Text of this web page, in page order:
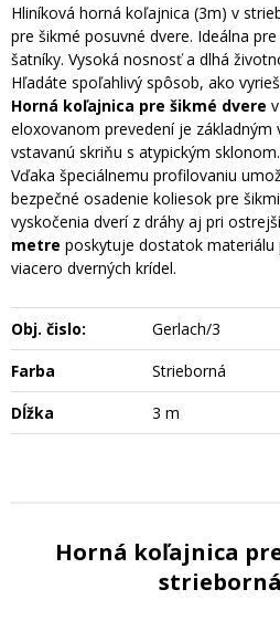
Hliníková horná koľajnica (3m) v
pre šikmé posuvné dvere. Ideálna
šatníky. Vysoká nosnosť a dlhá
Hľadáte spoľahlivý spôsob, ako
Horná koľajnica pre šikmé dvere
eloxovanom prevedení je základným
vstavanú skriňu s atypickým sklonom.
Vďaka špeciálnemu profilovaniu
bezpečné osadenie koliesok pre
vyskočenia dverí z dráhy aj pri
metre poskytuje dostatok materiálu
viacero dverných krídel.
Obj. čislo:
Gerlach/3
Farba
Strieborná
Dĺžka
3 m
Horná koľajnica